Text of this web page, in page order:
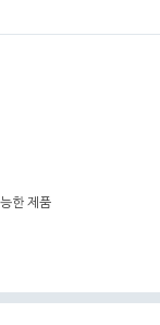
한 제품